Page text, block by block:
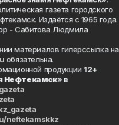
газета городского
Издаётся с 1965 года.
- Сабитова Людмила
материалов гиперссылка на
обязательна.
продукции 12+
Нефтекамск» в
neftekamskkz